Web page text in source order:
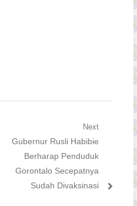
Next
Next
post:
Gubernur Rusli Habibie
Berharap Penduduk
Gorontalo Secepatnya
Sudah Divaksinasi